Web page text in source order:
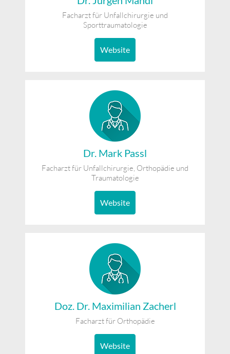
Facharzt für Unfallchirurgie und
Sporttraumatologie
Website
Dr. Mark Passl
Facharzt für Unfallchirurgie, Orthopädie und
Traumatologie
Website
Doz. Dr. Maximilian Zacherl
Facharzt für Orthopädie
Website